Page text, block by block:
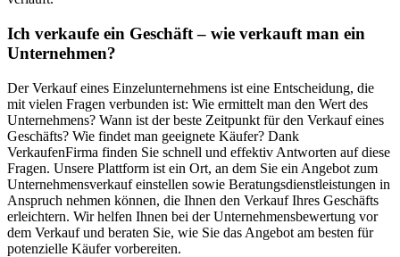
Ich verkaufe ein Geschäft – wie verkauft man ein
Unternehmen?
Der Verkauf eines Einzelunternehmens ist eine Entscheidung, die
mit vielen Fragen verbunden ist: Wie ermittelt man den Wert des
Unternehmens? Wann ist der beste Zeitpunkt für den Verkauf eines
Geschäfts? Wie findet man geeignete Käufer? Dank
VerkaufenFirma finden Sie schnell und effektiv Antworten auf diese
Fragen. Unsere Plattform ist ein Ort, an dem Sie ein Angebot zum
Unternehmensverkauf einstellen sowie Beratungsdienstleistungen in
Anspruch nehmen können, die Ihnen den Verkauf Ihres Geschäfts
erleichtern. Wir helfen Ihnen bei der Unternehmensbewertung vor
dem Verkauf und beraten Sie, wie Sie das Angebot am besten für
potenzielle Käufer vorbereiten.